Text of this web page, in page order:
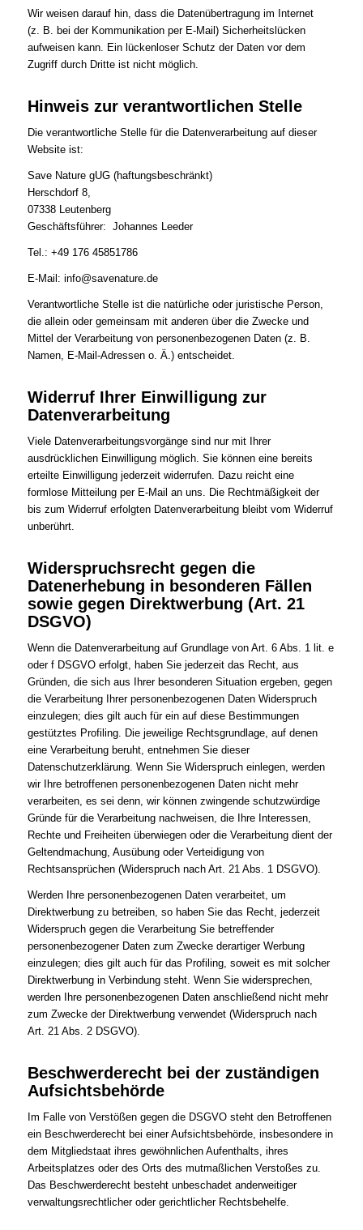
Wir weisen darauf hin, dass die Datenübertragung im Internet
(z. B. bei der Kommunikation per E-Mail) Sicherheitslücken
aufweisen kann. Ein lückenloser Schutz der Daten vor dem
Zugriff durch Dritte ist nicht möglich.
Hinweis zur verantwortlichen Stelle
Die verantwortliche Stelle für die Datenverarbeitung auf dieser
Website ist:
Save Nature gUG (haftungsbeschränkt)
Herschdorf 8,
07338 Leutenberg
Geschäftsführer: Johannes Leeder
Tel.: +49 176 45851786
E-Mail: info@savenature.de
Verantwortliche Stelle ist die natürliche oder juristische Person,
die allein oder gemeinsam mit anderen über die Zwecke und
Mittel der Verarbeitung von personenbezogenen Daten (z. B.
Namen, E-Mail-Adressen o. Ä.) entscheidet.
Widerruf Ihrer Einwilligung zur
Datenverarbeitung
Viele Datenverarbeitungsvorgänge sind nur mit Ihrer
ausdrücklichen Einwilligung möglich. Sie können eine bereits
erteilte Einwilligung jederzeit widerrufen. Dazu reicht eine
formlose Mitteilung per E-Mail an uns. Die Rechtmäßigkeit der
bis zum Widerruf erfolgten Datenverarbeitung bleibt vom Widerruf
unberührt.
Widerspruchsrecht gegen die
Datenerhebung in besonderen Fällen
sowie gegen Direktwerbung (Art. 21
DSGVO)
Wenn die Datenverarbeitung auf Grundlage von Art. 6 Abs. 1 lit. e
oder f DSGVO erfolgt, haben Sie jederzeit das Recht, aus
Gründen, die sich aus Ihrer besonderen Situation ergeben, gegen
die Verarbeitung Ihrer personenbezogenen Daten Widerspruch
einzulegen; dies gilt auch für ein auf diese Bestimmungen
gestütztes Profiling. Die jeweilige Rechtsgrundlage, auf denen
eine Verarbeitung beruht, entnehmen Sie dieser
Datenschutzerklärung. Wenn Sie Widerspruch einlegen, werden
wir Ihre betroffenen personenbezogenen Daten nicht mehr
verarbeiten, es sei denn, wir können zwingende schutzwürdige
Gründe für die Verarbeitung nachweisen, die Ihre Interessen,
Rechte und Freiheiten überwiegen oder die Verarbeitung dient der
Geltendmachung, Ausübung oder Verteidigung von
Rechtsansprüchen (Widerspruch nach Art. 21 Abs. 1 DSGVO).
Werden Ihre personenbezogenen Daten verarbeitet, um
Direktwerbung zu betreiben, so haben Sie das Recht, jederzeit
Widerspruch gegen die Verarbeitung Sie betreffender
personenbezogener Daten zum Zwecke derartiger Werbung
einzulegen; dies gilt auch für das Profiling, soweit es mit solcher
Direktwerbung in Verbindung steht. Wenn Sie widersprechen,
werden Ihre personenbezogenen Daten anschließend nicht mehr
zum Zwecke der Direktwerbung verwendet (Widerspruch nach
Art. 21 Abs. 2 DSGVO).
Beschwerderecht bei der zuständigen
Aufsichtsbehörde
Im Falle von Verstößen gegen die DSGVO steht den Betroffenen
ein Beschwerderecht bei einer Aufsichtsbehörde, insbesondere in
dem Mitgliedstaat ihres gewöhnlichen Aufenthalts, ihres
Arbeitsplatzes oder des Orts des mutmaßlichen Verstoßes zu.
Das Beschwerderecht besteht unbeschadet anderweitiger
verwaltungsrechtlicher oder gerichtlicher Rechtsbehelfe.